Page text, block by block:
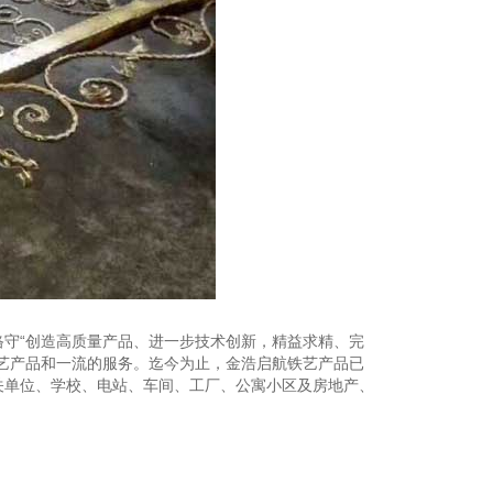
2 3
“创造高质量产品、进一步技术创新，精益求精、完
品和一流的服务。迄今为止，金浩启航铁艺产品已
位、学校、电站、车间、工厂、公寓小区及房地产、